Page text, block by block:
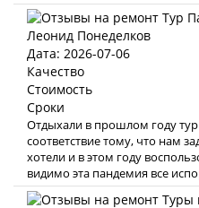
Леонид Понеделков
Дата: 2026-07-06
Качество
Стоимость
Сроки
Отдыхали в прошлом году тур
соответствие тому, что нам
хотели и в этом году
видимо эта пандемия все